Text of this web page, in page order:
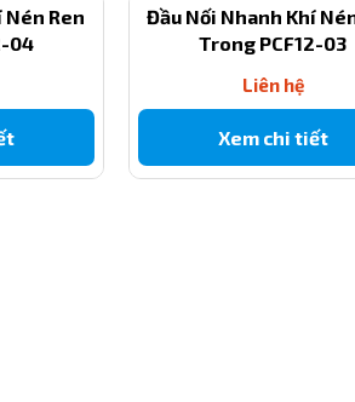
phẩm
kính ống
kết nối
Ren
04
Đầu Nối Nhanh Khí
Trong PCF12-03
Liên hệ
Xem chi tiết